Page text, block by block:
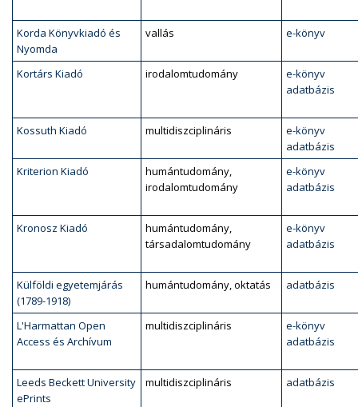
Korda Könyvkiadó és
Nyomda
vallás e-könyv
Kortárs Kiadó irodalomtudomány
e-könyv
adatbázis
Kossuth Kiadó multidiszciplináris
e-könyv
adatbázis
Kriterion Kiadó
humántudomány,
irodalomtudomány
e-könyv
adatbázis
Kronosz Kiadó
humántudomány,
társadalomtudomány
e-könyv
adatbázis
Külföldi egyetemjárás
(1789-1918)
humántudomány, oktatás adatbázis
L'Harmattan Open
Access és Archívum
multidiszciplináris
e-könyv
adatbázis
Leeds Beckett University
ePrints
multidiszciplináris adatbázis